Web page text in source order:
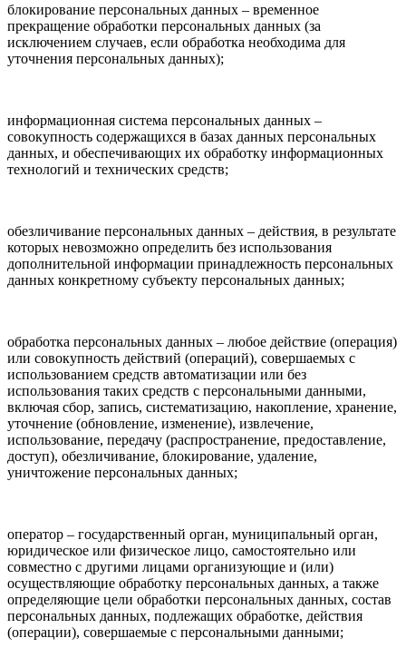
блокирование персональных данных – временное
прекращение обработки персональных данных (за
исключением случаев, если обработка необходима для
уточнения персональных данных);
информационная система персональных данных –
совокупность содержащихся в базах данных персональных
данных, и обеспечивающих их обработку информационных
технологий и технических средств;
обезличивание персональных данных – действия, в результате
которых невозможно определить без использования
дополнительной информации принадлежность персональных
данных конкретному субъекту персональных данных;
обработка персональных данных – любое действие (операция)
или совокупность действий (операций), совершаемых с
использованием средств автоматизации или без
использования таких средств с персональными данными,
включая сбор, запись, систематизацию, накопление, хранение,
уточнение (обновление, изменение), извлечение,
использование, передачу (распространение, предоставление,
доступ), обезличивание, блокирование, удаление,
уничтожение персональных данных;
оператор – государственный орган, муниципальный орган,
юридическое или физическое лицо, самостоятельно или
совместно с другими лицами организующие и (или)
осуществляющие обработку персональных данных, а также
определяющие цели обработки персональных данных, состав
персональных данных, подлежащих обработке, действия
(операции), совершаемые с персональными данными;